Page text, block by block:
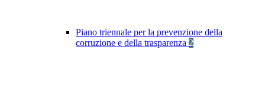
Piano triennale per la prevenzione della
corruzione e della trasparenza 2